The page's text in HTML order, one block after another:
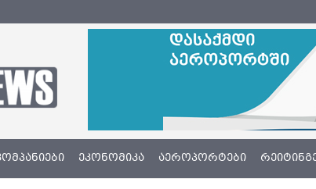
ᲔᲙᲝᲜᲝᲛᲘᲙᲐ ᲐᲔᲠᲝᲞᲝᲠᲢᲔᲑᲘ